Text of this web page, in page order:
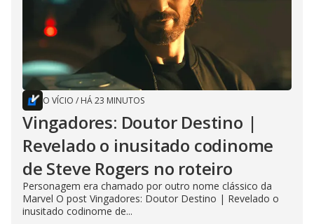
O VÍCIO / HÁ 23 MINUTOS
Vingadores: Doutor Destino |
Revelado o inusitado codinome
de Steve Rogers no roteiro
Personagem era chamado por outro nome clássico da
Marvel O post Vingadores: Doutor Destino | Revelado o
inusitado codinome de...